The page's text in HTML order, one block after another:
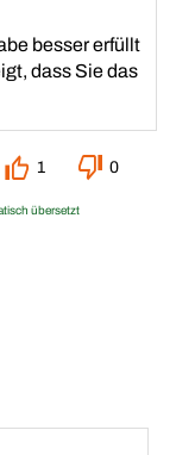
besser erfüllt
dass Sie das
1 0
übersetzt